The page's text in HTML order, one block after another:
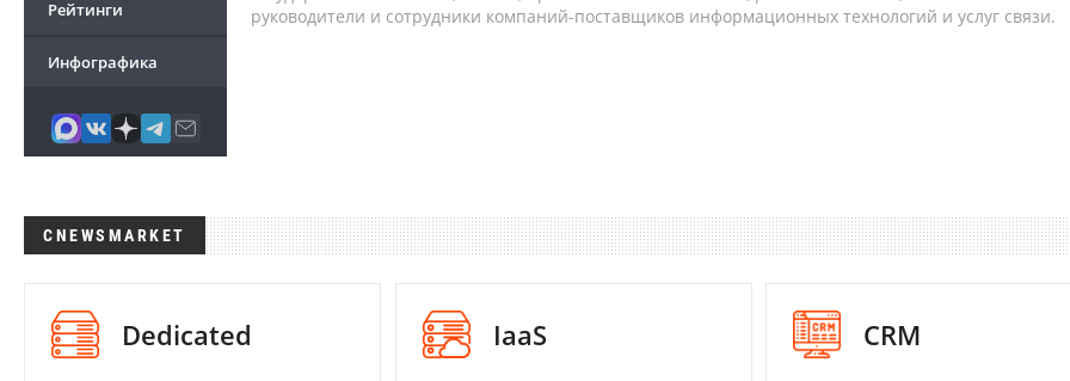
Рейтинги
Инфографика
руководители и сотрудники компаний-поставщиков информационных технологий и услуг связи.
CNEWSMARKET
Dedicated IaaS CRM